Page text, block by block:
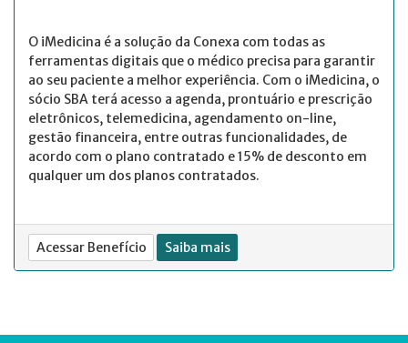
O iMedicina é a solução da Conexa com todas as
ferramentas digitais que o médico precisa para garantir
ao seu paciente a melhor experiência. Com o iMedicina, o
sócio SBA terá acesso a agenda, prontuário e prescrição
eletrônicos, telemedicina, agendamento on-line,
gestão financeira, entre outras funcionalidades, de
acordo com o plano contratado e 15% de desconto em
qualquer um dos planos contratados.
Acessar Benefício Saiba mais